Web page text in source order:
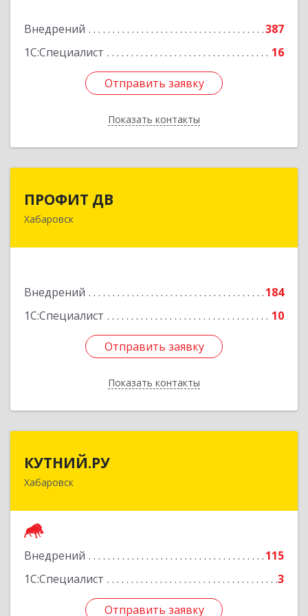
Внедрений
387
1С:Специалист
16
Отправить заявку
Показать контакты
Подробнее
Отправить заявку
Назад
ПРОФИТ ДВ
Хабаровск
Внедрений
184
1С:Специалист
10
Отправить заявку
Показать контакты
680000, Хабаровский край, Хабаровск г,
Отправить заявку
Назад
КУТНИЙ.РУ
Хабаровск
Внедрений
115
1С:Специалист
3
Отправить заявку
680007, Хабаровский край, Хабаровск г,
Отправить заявку